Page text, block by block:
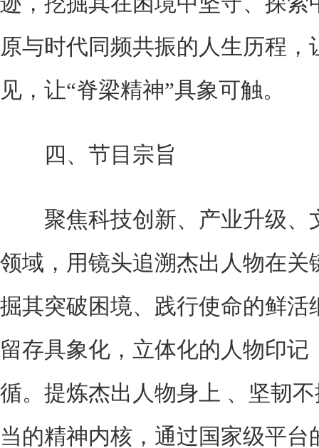
原与时代同频共振的人生历程，
见，让“脊梁精神”具象可触。
四、节目宗旨
聚焦科技创新、产业升级、
领域，用镜头追溯杰出人物在关
掘其突破困境、践行使命的鲜活
留存具象化，立体化的人物印记
循。提炼杰出人物身上 、坚韧
当的精神内核，通过国家级平